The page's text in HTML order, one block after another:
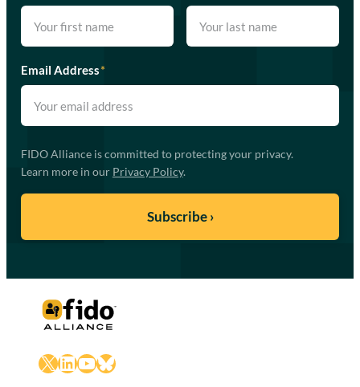
Email Address*
FIDO Alliance is committed to protecting your privacy.
Learn more in our Privacy Policy.
X LinkedIn
YouTube
Bluesky